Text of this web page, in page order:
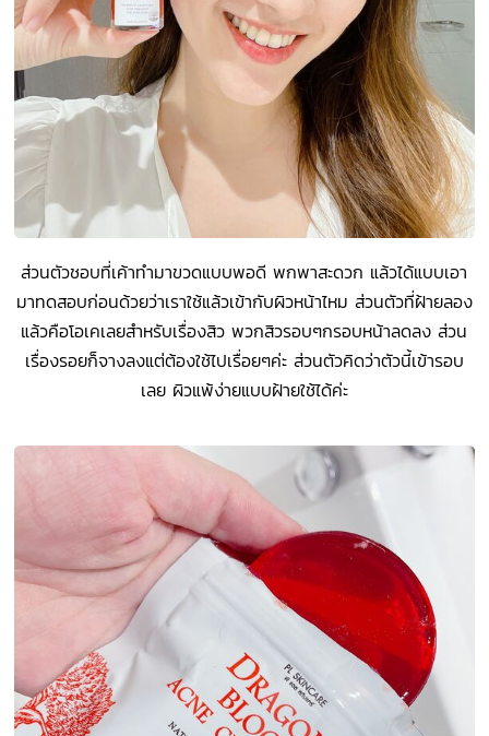
ส่วนตัวชอบที่เค้าทำมาขวดแบบพอดี พกพาสะดวก แล้วได้แบบเอา
มาทดสอบก่อนด้วยว่าเราใช้แล้วเข้ากับผิวหน้าไหม ส่วนตัวที่ฝ้ายลอง
แล้วคือโอเคเลยสำหรับเรื่องสิว พวกสิวรอบๆกรอบหน้าลดลง ส่วน
เรื่องรอยก็จางลงแต่ต้องใช้ไปเรื่อยๆค่ะ ส่วนตัวคิดว่าตัวนี้เข้ารอบ
เลย ผิวแพ้ง่ายแบบฝ้ายใช้ได้ค่ะ